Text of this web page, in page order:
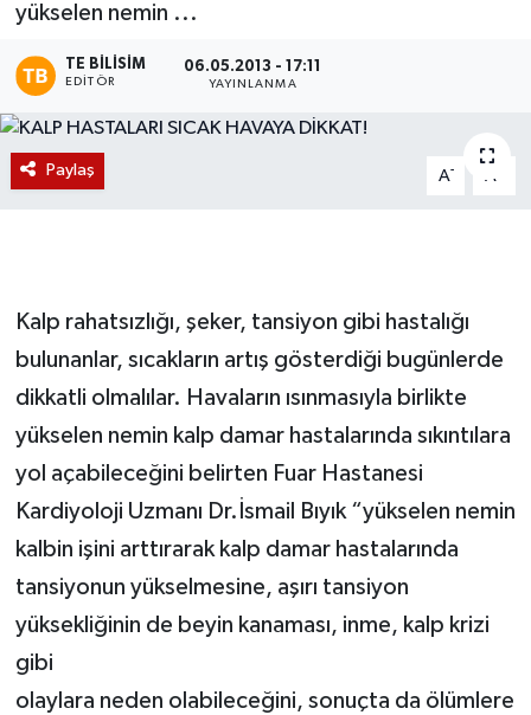
yükselen nemin ...
TE BILISIM
EDITÖR
06.05.2013 - 17:11
YAYINLANMA
Paylaş A- A
Kalp rahatsızlığı, şeker, tansiyon gibi hastalığı
bulunanlar, sıcakların artış gösterdiği bugünlerde
dikkatli olmalılar. Havaların ısınmasıyla birlikte
yükselen nemin kalp damar hastalarında sıkıntılara
yol açabileceğini belirten Fuar Hastanesi
Kardiyoloji Uzmanı Dr.İsmail Bıyık “yükselen nemin
kalbin işini arttırarak kalp damar hastalarında
tansiyonun yükselmesine, aşırı tansiyon
yüksekliğinin de beyin kanaması, inme, kalp krizi
gibi
olaylara neden olabileceğini, sonuçta da ölümlere
Ekonomi
Magazin
Etkinlikler